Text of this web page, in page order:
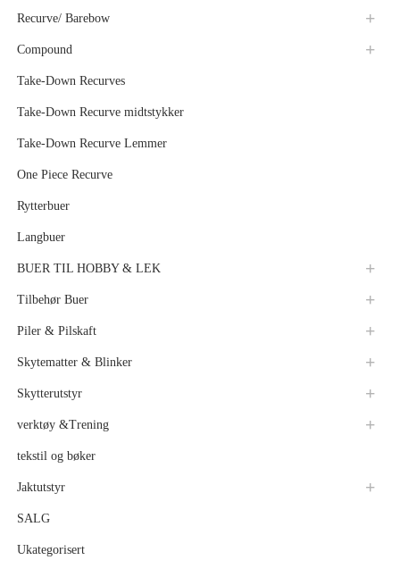
Recurve/ Barebow
Compound
Take-Down Recurves
Take-Down Recurve midtstykker
Take-Down Recurve Lemmer
One Piece Recurve
Rytterbuer
Langbuer
BUER TIL HOBBY & LEK
Tilbehør Buer
Piler & Pilskaft
Skytematter & Blinker
Skytterutstyr
verktøy &Trening
tekstil og bøker
Jaktutstyr
SALG
Ukategorisert